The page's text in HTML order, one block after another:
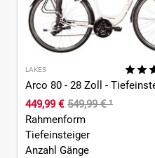
LAKES
449,99 € 549,99 €¹
Rahmenform
Tiefeinsteiger
Anzahl Gänge